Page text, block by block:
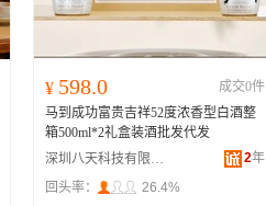
¥ 598.0
成交0件
马到成功富贵吉祥52度浓香型白酒整
箱500ml*2礼盒装酒批发代发
深圳八天科技有限公司
2年
回头率：
26.4%